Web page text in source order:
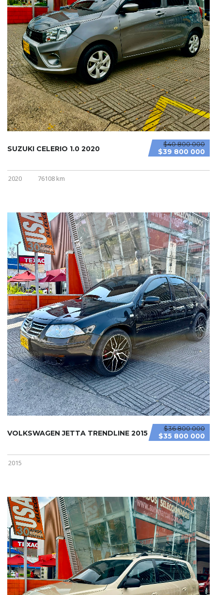
$40 800 000
$39 800 000
SUZUKI CELERIO 1.0 2020
2020 76108 km
$36 800 000
$35 800 000
VOLKSWAGEN JETTA TRENDLINE 2015
2015